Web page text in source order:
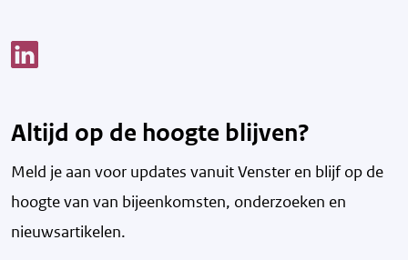
Altijd op de hoogte blijven?
Meld je aan voor updates vanuit Venster en blijf op de
hoogte van van bijeenkomsten, onderzoeken en
nieuwsartikelen.